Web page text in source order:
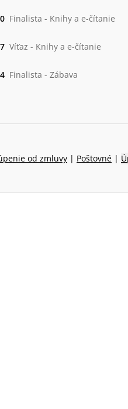
Finalista - Knihy a e-čítanie
Víťaz - Knihy a e-čítanie
Finalista - Zábava
od zmluvy | Poštovné |